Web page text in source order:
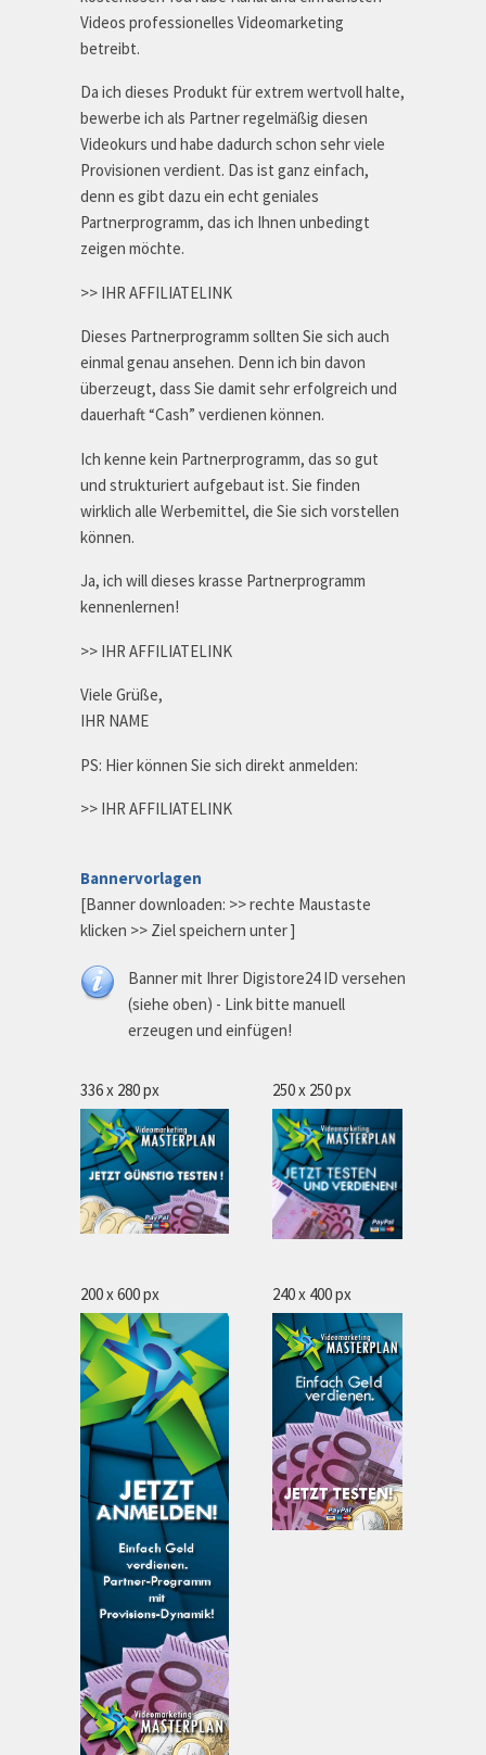
Videos professionelles Videomarketing
betreibt.
Da ich dieses Produkt für extrem wertvoll halte,
bewerbe ich als Partner regelmäßig diesen
Videokurs und habe dadurch schon sehr viele
Provisionen verdient. Das ist ganz einfach,
denn es gibt dazu ein echt geniales
Partnerprogramm, das ich Ihnen unbedingt
zeigen möchte.
>> IHR AFFILIATELINK
Dieses Partnerprogramm sollten Sie sich auch
einmal genau ansehen. Denn ich bin davon
überzeugt, dass Sie damit sehr erfolgreich und
dauerhaft “Cash” verdienen können.
Ich kenne kein Partnerprogramm, das so gut
und strukturiert aufgebaut ist. Sie finden
wirklich alle Werbemittel, die Sie sich vorstellen
können.
Ja, ich will dieses krasse Partnerprogramm
kennenlernen!
>> IHR AFFILIATELINK
Viele Grüße,
IHR NAME
PS: Hier können Sie sich direkt anmelden:
>> IHR AFFILIATELINK
Bannervorlagen
[Banner downloaden: >> rechte Maustaste
klicken >> Ziel speichern unter ]
Banner mit Ihrer Digistore24 ID versehen
(siehe oben) - Link bitte manuell
erzeugen und einfügen!
336 x 280 px 250 x 250 px
200 x 600 px 240 x 400 px